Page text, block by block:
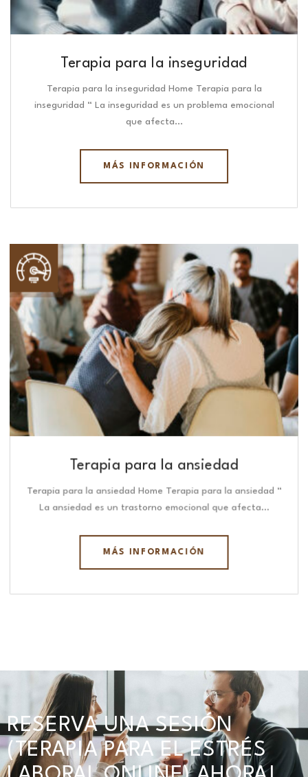
Terapia para la inseguridad
Terapia para la inseguridad Home Terapia para la
inseguridad “ La inseguridad es un problema emocional
que afecta…
MÁS INFORMACIÓN
Terapia para la ansiedad
Terapia para la ansiedad Home Terapia para la ansiedad “
La ansiedad es un trastorno emocional que afecta…
MÁS INFORMACIÓN
RESERVA UNA SESIÓN
(TERAPIA PARA EL ESTRÉS